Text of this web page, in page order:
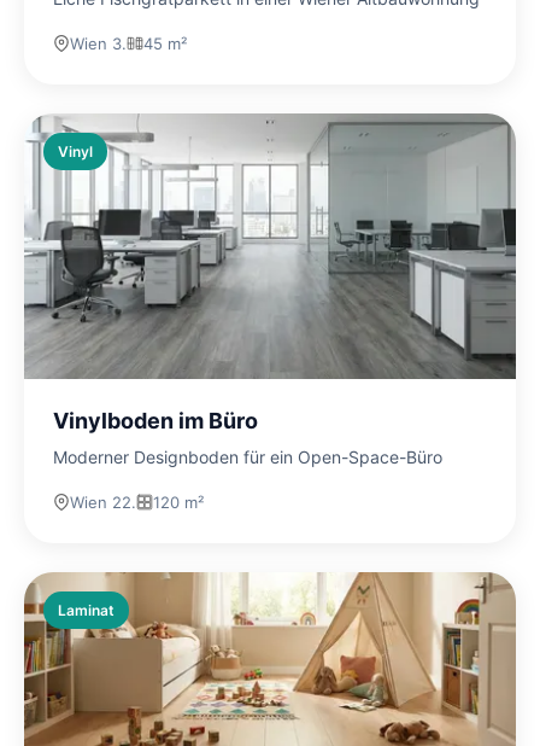
Wien 3. 45 m²
Vinyl
Vinylboden im Büro
Moderner Designboden für ein Open-Space-Büro
Wien 22. 120 m²
Laminat